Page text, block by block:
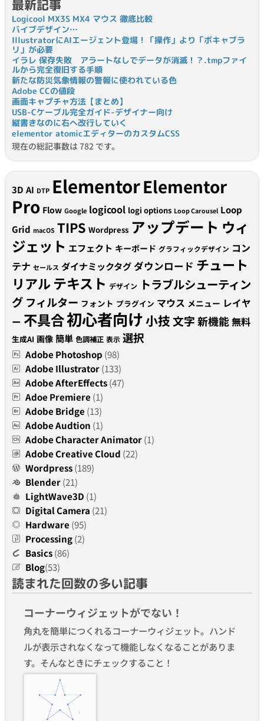
最新記事
Logicool MX3S MX4 マウス 徹底比較
バイブデザイン…
IllustratorにAIエージェント登場！「操作」より「ボキャブラ
リ」が必要
イラレ 保存失敗 アラートなしでデータが消滅！？.tmpファイ
ルから完全復旧する手順
新たな防災気象情報の警報に使われている色
Adobe CCの値段
画面キャプチャ方法【まとめ】
USB-Cケーブル完全ガイド-デザイナー向け
縦書きなのに右へ改行していく
elementor atomicエディターのカスタムCSS
現在の総記事数は 782 です。
3D AI DTP ElementorElementor
Pro Flow Google logicool logi options Loop Carousel Loop
Grid macOS TIPS Wordpress アップデート ウィ
ジェット エフェクト キーボード グラフィックデザイン コン
テナ セールス ダイナミックタグダウンロード チュート
リアルテキスト デザイン トラブルシューティン
グ フィルター フォント プラグイン マウス メニュー レイヤ
ー 不具合初心者向け小技文字新機能無料
生成AI 画像 簡単 色調補正 表示 選択
Adobe Photoshop (98)
Adobe Illustrator(133)
Adobe AfterEffects(47)
Adoe Premiere (1)
Adobe Bridge (13)
Adobe Audtion (1)
Adobe Character Animator(1)
Adobe Creative Cloud (22)
Wordpress(189)
Blender(21)
LightWave3D (1)
Digital Camera (21)
Hardware (95)
Processing(2)
Basics(86)
Blog(53)
読まれた回数の多い記事
コーナーウィジェットがでない！
角丸を簡単につくれるコーナーウィジェット。ハンド
ルが表示されなくなって機能しなくなることがありま
す。そんなときにチェックすること！